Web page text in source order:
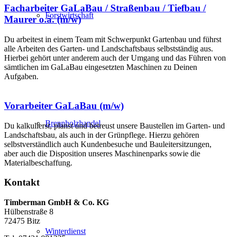
Forstwirtschaft
Brennholzhandel
Winterdienst
Facharbeiter GaLaBau / Straßenbau / Tiefbau /
Maurer o.ä. (m/w)
Du arbeitest in einem Team mit Schwerpunkt Gartenbau und führst
alle Arbeiten des Garten- und Landschaftsbaus selbstständig aus.
Hierbei gehört unter anderem auch der Umgang und das Führen von
sämtlichen im GaLaBau eingesetzten Maschinen zu Deinen
Aufgaben.
Vorarbeiter GaLaBau (m/w)
Du kalkulierst, planst und betreust unsere Baustellen im Garten- und
Landschaftsbau, als auch in der Grünpflege. Hierzu gehören
selbstverständlich auch Kundenbesuche und Bauleitersitzungen,
aber auch die Disposition unseres Maschinenparks sowie die
Materialbeschaffung.
Kontakt
Timberman GmbH & Co. KG
Hülbenstraße 8
72475 Bitz